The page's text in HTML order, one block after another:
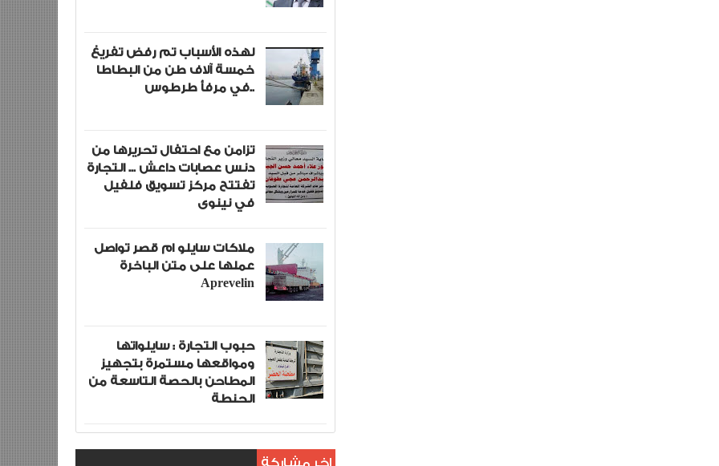
لهذه الأسباب تم رفض تفريغ
خمسة آلاف طن من البطاطا
في مرفأ طرطوس..
تزامن مع احتفال تحريرها من
دنس عصابات داعش ... التجارة
تفتتح مركز تسويق فلفيل
في نينوى
ملاكات سايلو ام قصر تواصل
عملها على متن الباخرة
Aprevelin
حبوب التجارة : سايلواتها
ومواقعها مستمرة بتجهيز
المطاحن بالحصة التاسعة من
الحنطة